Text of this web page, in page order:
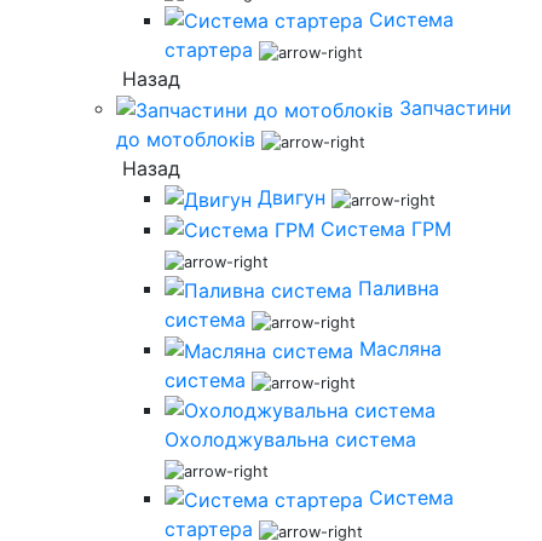
Система
стартера
Назад
Запчастини
до мотоблоків
Назад
Двигун
Система ГРМ
Паливна
система
Масляна
система
Охолоджувальна система
Система
стартера